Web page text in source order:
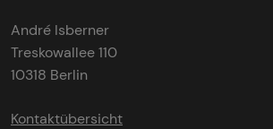
André Isberner
Treskowallee 110
10318 Berlin
Kontaktübersicht